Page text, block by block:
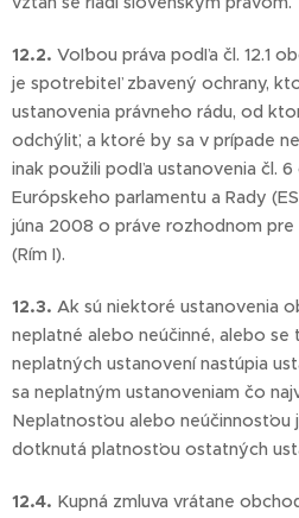
12.2. Voľbou práva podľa čl. 12.1
je spotrebiteľ zbavený ochrany,
ustanovenia právneho rádu, od
odchýliť, a ktoré by sa v prípade
inak použili podľa ustanovenia čl. 6
Európskeho parlamentu a Rady
júna 2008 o práve rozhodnom
(Rím I).
12.3. Ak sú niektoré ustanovenia
neplatné alebo neúčinné, alebo se
neplatných ustanovení nastúpia
sa neplatným ustanoveniam čo
Neplatnosťou alebo neúčinnosťou
dotknutá platnosťou ostatných
12.4. Kupná zmluva vrátane